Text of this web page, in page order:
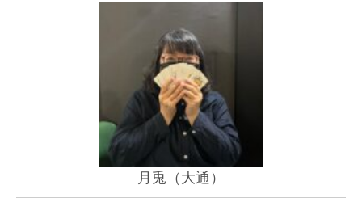
月兎（大通）